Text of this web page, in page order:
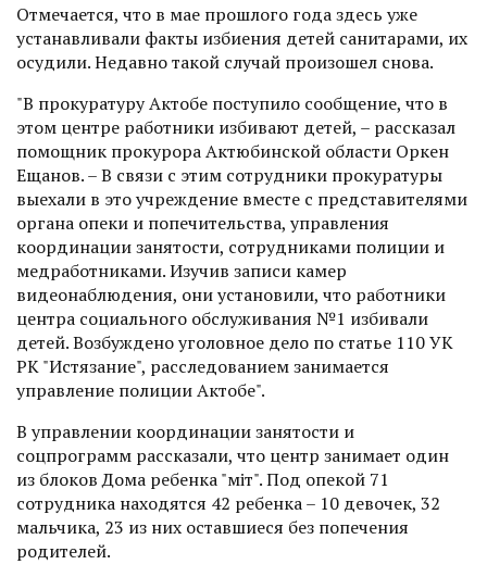
Отмечается, что в мае прошлого года здесь уже
устанавливали факты избиения детей санитарами, их
осудили. Недавно такой случай произошел снова.
"В прокуратуру Актобе поступило сообщение, что в
этом центре работники избивают детей, – рассказал
помощник прокурора Актюбинской области Оркен
Ещанов. – В связи с этим сотрудники прокуратуры
выехали в это учреждение вместе с представителями
органа опеки и попечительства, управления
координации занятости, сотрудниками полиции и
медработниками. Изучив записи камер
видеонаблюдения, они установили, что работники
центра социального обслуживания №1 избивали
детей. Возбуждено уголовное дело по статье 110 УК
РК "Истязание", расследованием занимается
управление полиции Актобе".
В управлении координации занятости и
соцпрограмм рассказали, что центр занимает один
из блоков Дома ребенка "Үміт". Под опекой 71
сотрудника находятся 42 ребенка – 10 девочек, 32
мальчика, 23 из них оставшиеся без попечения
родителей.